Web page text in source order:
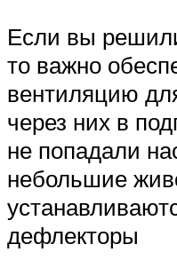
Если вы
то важно
вентиляцию
через них в
не попадали
небольшие
дефлекторы